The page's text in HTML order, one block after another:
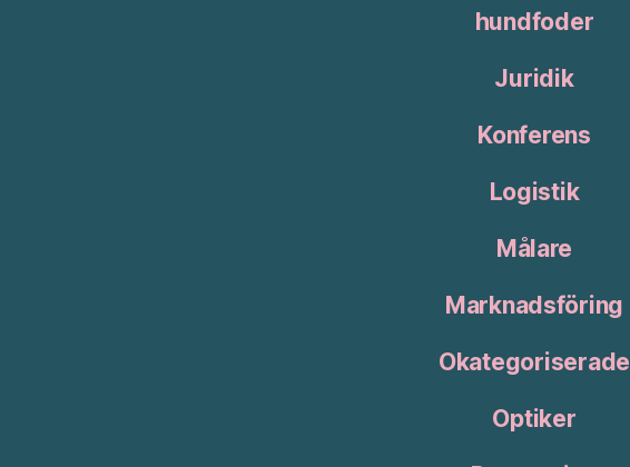
hundfoder
Juridik
Konferens
Logistik
Målare
Marknadsföring
Okategoriserade
Optiker